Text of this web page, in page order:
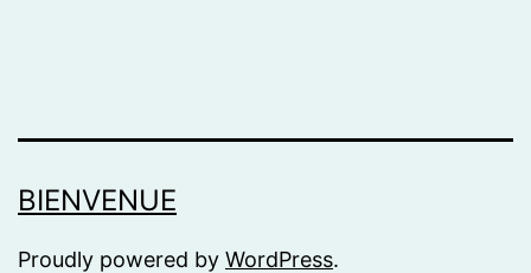
BIENVENUE
Proudly powered by WordPress.